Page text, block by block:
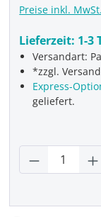
Preise inkl.
Lieferzeit: 1-3
Versandart:
*zzgl.
Express-
geliefert.
Produkt